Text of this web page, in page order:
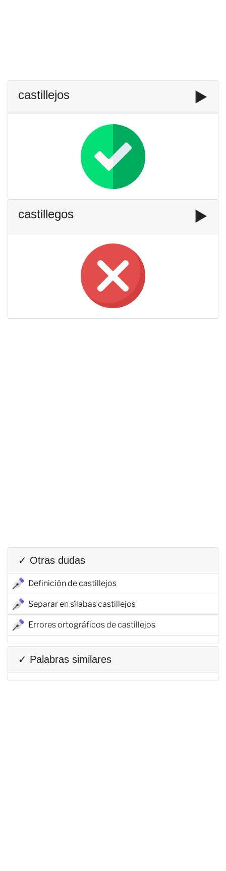
castillejos ▶️
castillegos ▶️
✓ Otras dudas
Definición de castillejos
Separar en sílabas castillejos
Errores ortográficos de castillejos
✓ Palabras similares